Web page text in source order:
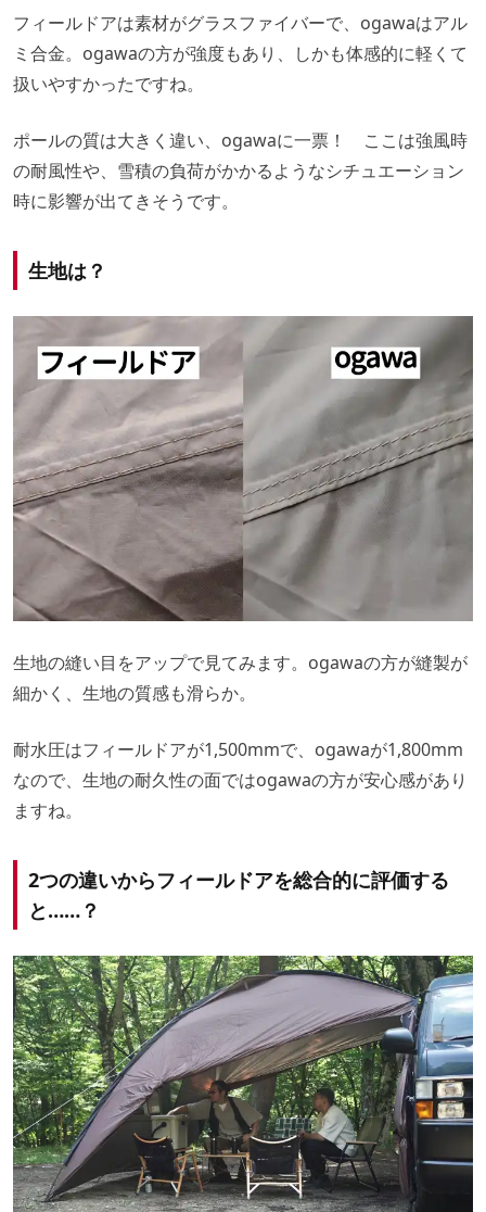
フィールドアは素材がグラスファイバーで、ogawaはアル
ミ合金。ogawaの方が強度もあり、しかも体感的に軽くて
扱いやすかったですね。
ポールの質は大きく違い、ogawaに一票！ ここは強風時
の耐風性や、雪積の負荷がかかるようなシチュエーション
時に影響が出てきそうです。
生地は？
生地の縫い目をアップで見てみます。ogawaの方が縫製が
細かく、生地の質感も滑らか。
耐水圧はフィールドアが1,500mmで、ogawaが1,800mm
なので、生地の耐久性の面ではogawaの方が安心感があり
ますね。
2つの違いからフィールドアを総合的に評価する
と……？